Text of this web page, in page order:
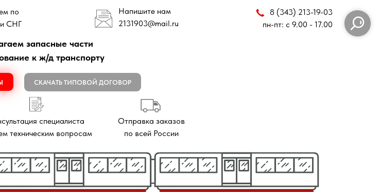
8 (343) 213-19-03
пн-пт: с 9.00 - 17.00
Напишите нам
2131903@mail.ru
ТИПОВОЙ ДОГОВОР
части
д транспорту
специалиста
вопросам
по всей России